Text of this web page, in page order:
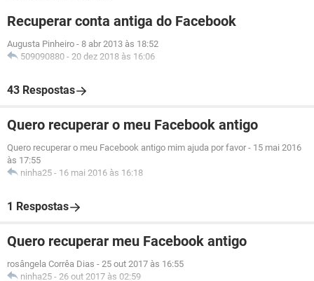
Recuperar conta antiga do Facebook
Augusta Pinheiro - 8 abr 2013 às 18:52
509090880 - 20 dez 2018 às 16:06
43 Respostas
Quero recuperar o meu Facebook antigo
Quero recuperar o meu Facebook antigo mim ajuda por favor - 15 mai 2016
às 17:55
ninha25 - 16 mai 2016 às 16:18
1 Respostas
Quero recuperar meu Facebook antigo
rosângela Corrêa Dias - 25 out 2017 às 16:55
ninha25 - 26 out 2017 às 02:59